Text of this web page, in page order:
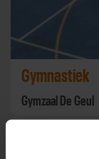
Gymnastiek
Gymzaal De Geul